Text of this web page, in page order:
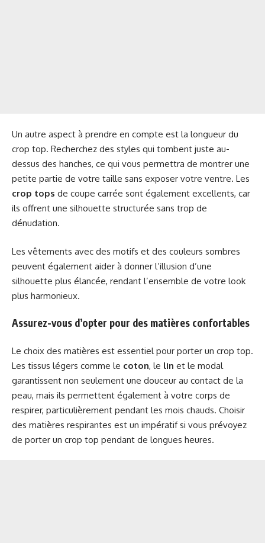
Un autre aspect à prendre en compte est la longueur du
crop top. Recherchez des styles qui tombent juste au-
dessus des hanches, ce qui vous permettra de montrer une
petite partie de votre taille sans exposer votre ventre. Les
crop tops de coupe carrée sont également excellents, car
ils offrent une silhouette structurée sans trop de
dénudation.
Les vêtements avec des motifs et des couleurs sombres
peuvent également aider à donner l’illusion d’une
silhouette plus élancée, rendant l’ensemble de votre look
plus harmonieux.
Assurez-vous d’opter pour des matières confortables
Le choix des matières est essentiel pour porter un crop top.
Les tissus légers comme le coton, le lin et le modal
garantissent non seulement une douceur au contact de la
peau, mais ils permettent également à votre corps de
respirer, particulièrement pendant les mois chauds. Choisir
des matières respirantes est un impératif si vous prévoyez
de porter un crop top pendant de longues heures.